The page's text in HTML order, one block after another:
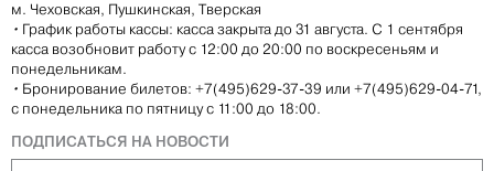
м. Чеховская, Пушкинская, Тверская
• График работы кассы: касса закрыта до 31 августа. С 1 сентября
касса возобновит работу с 12:00 до 20:00 по воскресеньям и
понедельникам.
• Бронирование билетов: +7(495)629-37-39 или +7(495)629-04-71,
с понедельника по пятницу с 11:00 до 18:00.
ПОДПИСАТЬСЯ НА НОВОСТИ